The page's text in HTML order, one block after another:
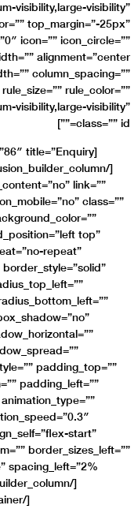
icon_circle_color=”” width=”” alignment=”center” /][fusion_text
columns=””
[contact-form-7 id=”86″ title=”Enquiry”] [/fusion_text]
[/
layout=”1_4″
target=”_self”
id=””
undefined=””
hover_type=”none”
box_shadow_color=””
padding_right=””
margin_top=””
border_sizes_top=””
border_sizes_right=”” first=”false” spacing_left=”2%”]
[/fusion_builder_column][/fusion_builder_row]